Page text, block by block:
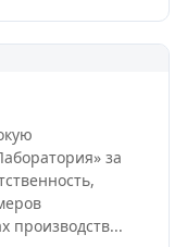
за
производств...